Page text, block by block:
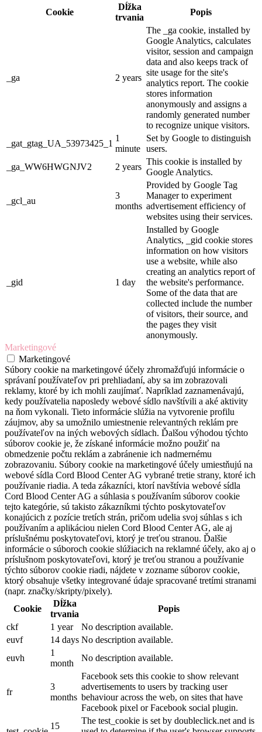
Cookie
Dĺžka
trvania
Popis
_ga 2 years
The _ga cookie, installed by
Google Analytics, calculates
visitor, session and campaign
data and also keeps track of
site usage for the site's
analytics report. The cookie
stores information
anonymously and assigns a
randomly generated number
to recognize unique visitors.
_gat_gtag_UA_53973425_1
1
minute
Set by Google to distinguish
users.
_ga_WW6HWGNJV2
2 years
This cookie is installed by
Google Analytics.
_gcl_au
3
months
Provided by Google Tag
Manager to experiment
advertisement efficiency of
websites using their services.
_gid 1 day
Installed by Google
Analytics, _gid cookie stores
information on how visitors
use a website, while also
creating an analytics report of
the website's performance.
Some of the data that are
collected include the number
of visitors, their source, and
the pages they visit
anonymously.
Marketingové
Marketingové
Súbory cookie na marketingové účely zhromažďujú informácie o
správaní používateľov pri prehliadaní, aby sa im zobrazovali
reklamy, ktoré by ich mohli zaujímať. Napríklad zaznamenávajú,
kedy používatelia naposledy webové sídlo navštívili a aké aktivity
na ňom vykonali. Tieto informácie slúžia na vytvorenie profilu
záujmov, aby sa umožnilo umiestnenie relevantných reklám pre
používateľov na iných webových sídlach. Ďalšou výhodou týchto
súborov cookie je, že získané informácie možno použiť na
obmedzenie počtu reklám a zabránenie ich nadmernému
zobrazovaniu. Súbory cookie na marketingové účely umiestňujú na
webové sídla Cord Blood Center AG vybrané tretie strany, ktoré ich
používanie riadia. A teda zákazníci, ktorí navštívia webové sídla
Cord Blood Center AG a súhlasia s používaním súborov cookie
tejto kategórie, sú takisto zákazníkmi týchto poskytovateľov
konajúcich z pozície tretích strán, pričom udelia svoj súhlas s ich
používaním a aplikáciou nielen Cord Blood Center AG, ale aj
príslušnému poskytovateľovi, ktorý je treťou stranou. Ďalšie
informácie o súboroch cookie slúžiacich na reklamné účely, ako aj o
príslušnom poskytovateľovi, ktorý je treťou stranou a používanie
týchto súborov cookie riadi, nájdete v zozname súborov cookie,
ktorý obsahuje všetky integrované údaje spracované tretími stranami
(napr. značky/skripty/pixely).
Cookie
Dĺžka
trvania
Popis
ckf
1 year
No description available.
euvf
14 days No description available.
euvh
1
month
No description available.
fr
3
months
Facebook sets this cookie to show relevant
advertisements to users by tracking user
behaviour across the web, on sites that have
Facebook pixel or Facebook social plugin.
15
The test_cookie is set by doubleclick.net and is